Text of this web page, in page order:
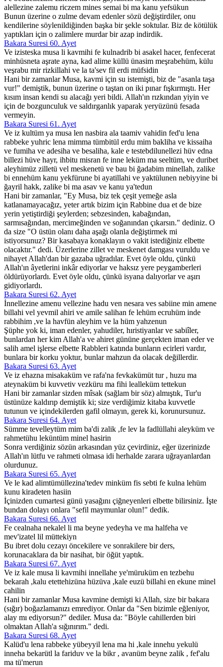
alellezine zalemu riczem mines semai bi ma kanu yefsükun
Bunun üzerine o zulme devam edenler sözü değiştirdiler, onu
kendilerine söylenildiğinden başka bir şekle soktular. Biz de kötülük
yaptıkları için o zalimlere murdar bir azap indirdik.
Bakara Suresi 60. Ayet
Ve izisteska musa li kavmihi fe kulnadrib bi asakel hacer, fenfecerat
minhüsneta aşrate ayna, kad alime küllü ünasim meşrabehüm, külu
veşrabu mir rizkillahi ve la ta'sev fil erdi müfsidin
Hani bir zamanlar Musa, kavmi için su istemişti, biz de "asanla taşa
vur!" demiştik, bunun üzerine o taştan on iki pınar fışkırmıştı. Her
kısım insan kendi su alacağı yeri bildi. Allah'ın rızkından yiyin ve
için de bozgunculuk ve saldırganlık yaparak yeryüzünü fesada
vermeyin.
Bakara Suresi 61. Ayet
Ve iz kultüm ya musa len nasbira ala taamiv vahidin fed'u lena
rabbeke yuhric lena mimma tümbitül erdu mim bakliha ve kissaiha
ve fumiha ve adesiha ve besaliha, kale e testebdilunellezi hüv edna
billezi hüve hayr, ihbitu misran fe inne leküm ma seeltüm, ve duribet
aleyhimüz zilletü vel meskenetü ve bau bi ğadabim minellah, zalike
bi ennehüm kanu yekfürune bi ayatillahi ve yaktülunen nebiyyine bi
ğayril hakk, zalike bi ma asav ve kanu ya'tedun
Hani bir zamanlar, "Ey Musa, biz tek çeşit yemeğe asla
katlanamayacağız, yeter artık bizim için Rabbine dua et de bize
yerin yetiştirdiği şeylerden; sebzesinden, kabağından,
sarmısağından, mercimeğinden ve soğanından çıkarsın." dediniz. O
da size "O üstün olanı daha aşağı olanla değiştirmek mi
istiyorsunuz? Bir kasabaya konaklayın o vakit istediğiniz elbette
olacaktır." dedi. Üzerlerine zillet ve meskenet damgası vuruldu ve
nihayet Allah'dan bir gazaba uğradılar. Evet öyle oldu, çünkü
Allah'ın âyetlerini inkâr ediyorlar ve haksız yere peygamberleri
öldürüyorlardı. Evet öyle oldu, çünkü isyana dalıyorlar ve aşırı
gidiyorlardı.
Bakara Suresi 62. Ayet
İnnellezine amenu vellezine hadu ven nesara ves sabiine min amene
billahi vel yevmil ahiri ve amile salihan fe lehüm ecruhüm inde
rabbihim ,ve la havfün aleyhim ve la hüm yahzenun
Şüphe yok ki, iman edenler, yahudiler, hıristiyanlar ve sabiîler,
bunlardan her kim Allah'a ve ahiret gününe gerçekten iman eder ve
salih amel işlerse elbette Rabbleri katında bunların ecirleri vardır,
bunlara bir korku yoktur, bunlar mahzun da olacak değillerdir.
Bakara Suresi 63. Ayet
Ve iz ehazna misakaküm ve rafa'na fevkakümüt tur , huzu ma
ateynaküm bi kuvvetiv vezküru ma fihi lealleküm tettekun
Hani bir zamanlar sizden mîsak (sağlam bir söz) almıştık, Tur'u
üstünüze kaldırıp demiştik ki; size verdiğimiz kitaba kuvvetle
tutunun ve içindekilerden gafil olmayın, gerek ki, korunursunuz.
Bakara Suresi 64. Ayet
Sümme tevelleytüm mim ba'di zalik ,fe lev la fadlüllahi aleyküm ve
rahmetühu leküntüm minel hasirin
Sonra verdiğiniz sözün arkasından yüz çevirdiniz, eğer üzerinizde
Allah'ın lütfu ve rahmeti olmasa idi herhalde zarara uğrayanlardan
olurdunuz.
Bakara Suresi 65. Ayet
Ve le kad alimtümüllezina'tedev minküm fis sebti fe kulna lehüm
kunu kiradeten hasiin
İçinizden cumartesi günü yasağını çiğneyenleri elbette bilirsiniz. İşte
bundan dolayı onlara "sefil maymunlar olun!" dedik.
Bakara Suresi 66. Ayet
Fe cealnaha nekalel li ma beyne yedeyha ve ma halfeha ve
mev'izatel lil müttekiyn
Bu ibret dolu cezayı öncekilere ve sonrakilere bir ders,
korunacaklara da bir nasihat, bir öğüt yaptık.
Bakara Suresi 67. Ayet
Ve iz kale musa li kavmihi innellahe ye'müruküm en tezbehu
bekarah ,kalu etettehizüna hüzüva ,kale euzü billahi en ekune minel
cahilin
Hani bir zamanlar Musa kavmine demişti ki Allah, size bir bakara
(sığır) boğazlamanızı emrediyor. Onlar da "Sen bizimle eğleniyor,
alay mı ediyorsun?" dediler. Musa da: "Böyle cahillerden biri
olmaktan Allah'a sığınırım." dedi.
Bakara Suresi 68. Ayet
Kalüd'u lena rabbeke yübeyyil lena ma hi ,kale innehu yekulü
inneha bekarütl la fariduv ve la bikr , avanüm beyne zalik , fef'alu
ma tü'merun